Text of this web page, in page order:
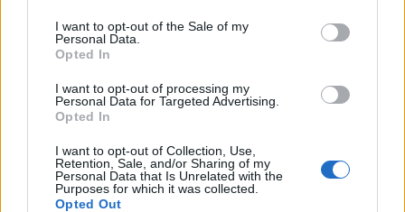
I want to opt-out of the Sale of my
Personal Data.
Opted In
I want to opt-out of processing my
Personal Data for Targeted Advertising.
Opted In
I want to opt-out of Collection, Use,
Retention, Sale, and/or Sharing of my
Personal Data that Is Unrelated with the
Purposes for which it was collected.
Opted Out